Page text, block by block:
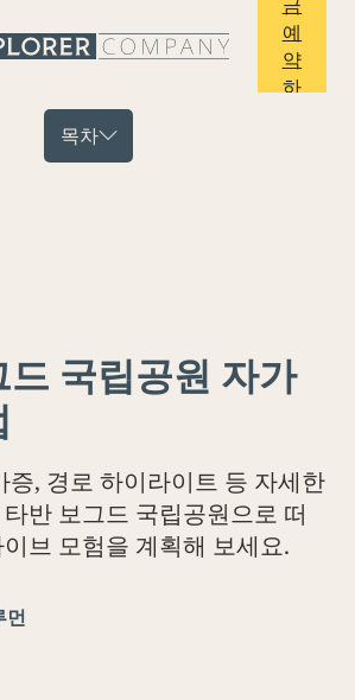
예
약
하
목차
드 국립공원 자가
증, 경로 하이라이트 등 자세한
반 보그드 국립공원으로 떠
브 모험을 계획해 보세요.
먼